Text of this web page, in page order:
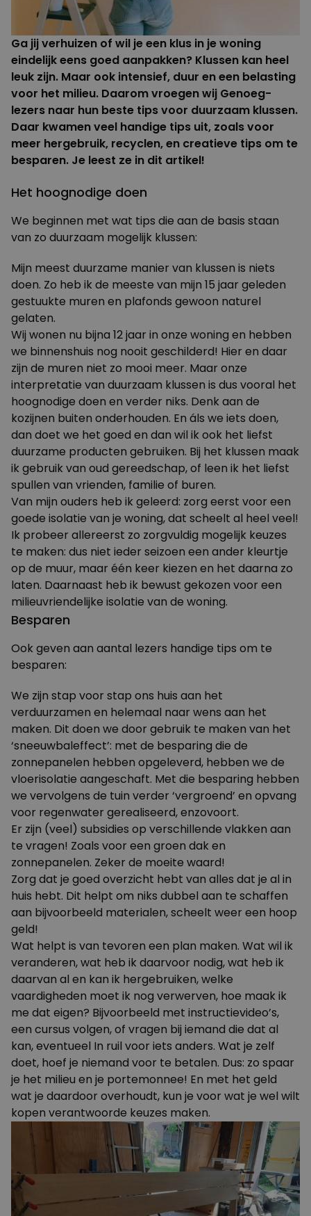
Ga jij verhuizen of wil je een klus in je woning
eindelijk eens goed aanpakken? Klussen kan heel
leuk zijn. Maar ook intensief, duur en een belasting
voor het milieu. Daarom vroegen wij Genoeg-
lezers naar hun beste tips voor duurzaam klussen.
Daar kwamen veel handige tips uit, zoals voor
meer hergebruik, recyclen, en creatieve tips om te
besparen. Je leest ze in dit artikel!
Het hoognodige doen
We beginnen met wat tips die aan de basis staan
van zo duurzaam mogelijk klussen:
Mijn meest duurzame manier van klussen is niets
doen. Zo heb ik de meeste van mijn 15 jaar geleden
gestuukte muren en plafonds gewoon naturel
gelaten.
Wij wonen nu bijna 12 jaar in onze woning en hebben
we binnenshuis nog nooit geschilderd! Hier en daar
zijn de muren niet zo mooi meer. Maar onze
interpretatie van duurzaam klussen is dus vooral het
hoognodige doen en verder niks. Denk aan de
kozijnen buiten onderhouden. En áls we iets doen,
dan doet we het goed en dan wil ik ook het liefst
duurzame producten gebruiken. Bij het klussen maak
ik gebruik van oud gereedschap, of leen ik het liefst
spullen van vrienden, familie of buren.
Van mijn ouders heb ik geleerd: zorg eerst voor een
goede isolatie van je woning, dat scheelt al heel veel!
Ik probeer allereerst zo zorgvuldig mogelijk keuzes
te maken: dus niet ieder seizoen een ander kleurtje
op de muur, maar één keer kiezen en het daarna zo
laten. Daarnaast heb ik bewust gekozen voor een
milieuvriendelijke isolatie van de woning.
Besparen
Ook geven aan aantal lezers handige tips om te
besparen:
We zijn stap voor stap ons huis aan het
verduurzamen en helemaal naar wens aan het
maken. Dit doen we door gebruik te maken van het
‘sneeuwbaleffect’: met de besparing die de
zonnepanelen hebben opgeleverd, hebben we de
vloerisolatie aangeschaft. Met die besparing hebben
we vervolgens de tuin verder ‘vergroend’ en opvang
voor regenwater gerealiseerd, enzovoort.
Er zijn (veel) subsidies op verschillende vlakken aan
te vragen! Zoals voor een groen dak en
zonnepanelen. Zeker de moeite waard!
Zorg dat je goed overzicht hebt van alles dat je al in
huis hebt. Dit helpt om niks dubbel aan te schaffen
aan bijvoorbeeld materialen, scheelt weer een hoop
geld!
Wat helpt is van tevoren een plan maken. Wat wil ik
veranderen, wat heb ik daarvoor nodig, wat heb ik
daarvan al en kan ik hergebruiken, welke
vaardigheden moet ik nog verwerven, hoe maak ik
me dat eigen? Bijvoorbeeld met instructievideo’s,
een cursus volgen, of vragen bij iemand die dat al
kan, eventueel In ruil voor iets anders. Wat je zelf
doet, hoef je niemand voor te betalen. Dus: zo spaar
je het milieu en je portemonnee! En met het geld
wat je daardoor overhoudt, kun je voor wat je wel wilt
kopen verantwoorde keuzes maken.